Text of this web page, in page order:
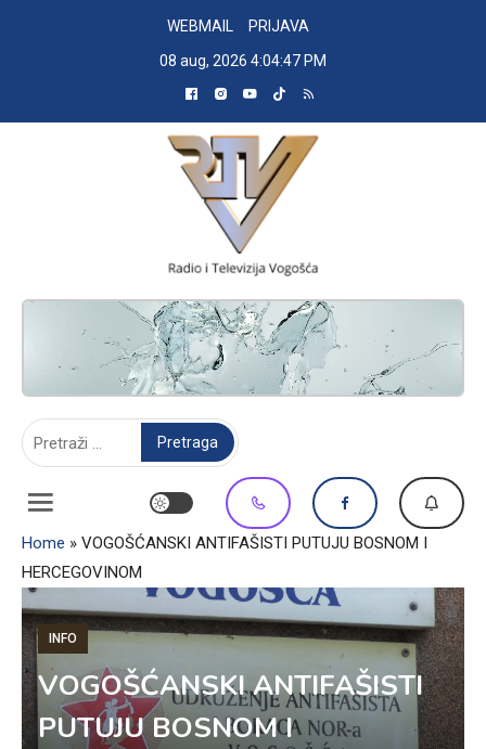
WEBMAIL
PRIJAVA
08 aug, 2026 4:04:48 PM
RADIO TELEVIZIJA VOGOŠĆA
Home » VOGOŠĆANSKI ANTIFAŠISTI PUTUJU BOSNOM I
HERCEGOVINOM
INFO
VOGOŠĆANSKI ANTIFAŠISTI
PUTUJU BOSNOM I